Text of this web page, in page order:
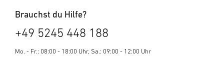
Brauchst du Hilfe?
+49 5245 448 188
Mo. - Fr.: 08:00 - 18:00 Uhr, Sa.: 09:00 - 12:00 Uhr